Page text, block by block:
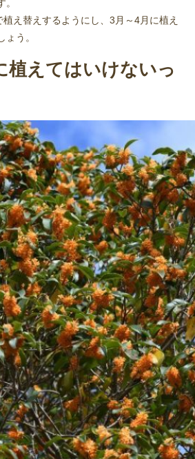
え替えするようにし、3月～4月に植え
う。
植えてはいけないっ